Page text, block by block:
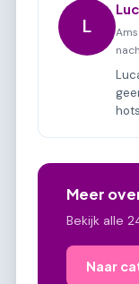
L
Meer
Bekijk alle
Naar